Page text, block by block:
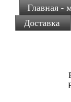
Главная -
Доставка